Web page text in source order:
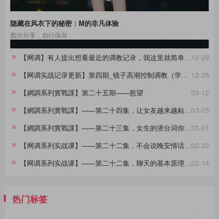
隐藏在风衣下的秘密：M的非凡体验
图片分享，自行保存
12-29
【网调】有人提出想看最近的调教记录，我这里就简单做一份合集。
12-28
【网调实战记录更新】第四期_镜子高潮控制调教（学员案例）
03-12
【網調系列實戰課】第二十五期——慾望
03-05
【網調系列實戰課】——第二十四集，让女友越来越粘着你的小技巧
03-01
【網調系列實戰課】——第二十三集，女生的潜台词你都懂吗？
02-22
【网调系列实战课】——第二十二集，不会说晚安情话的大直男看过来，建议收藏
02-14
【网调系列实战课】——第二十二集，聊天的基本原理，90%的人不知道
热门标签